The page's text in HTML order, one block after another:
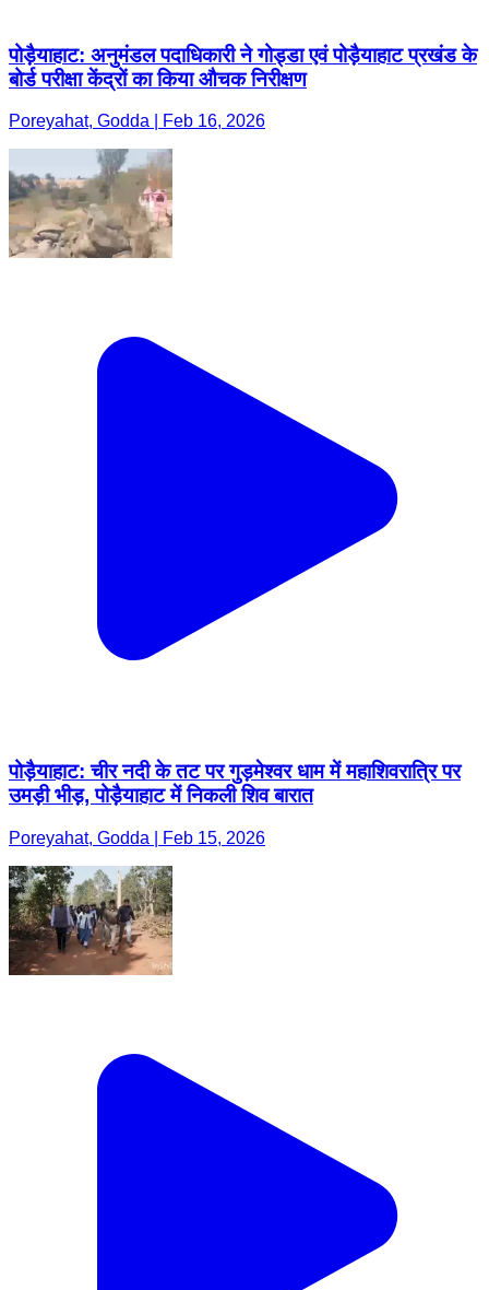
पोड़ैयाहाट: अनुमंडल पदाधिकारी ने गोड्डा एवं पोड़ैयाहाट प्रखंड के
बोर्ड परीक्षा केंद्रों का किया औचक निरीक्षण
Poreyahat, Godda | Feb 16, 2026
पोड़ैयाहाट: चीर नदी के तट पर गुड़मेश्वर धाम में महाशिवरात्रि पर
उमड़ी भीड़, पोड़ैयाहाट में निकली शिव बारात
Poreyahat, Godda | Feb 15, 2026